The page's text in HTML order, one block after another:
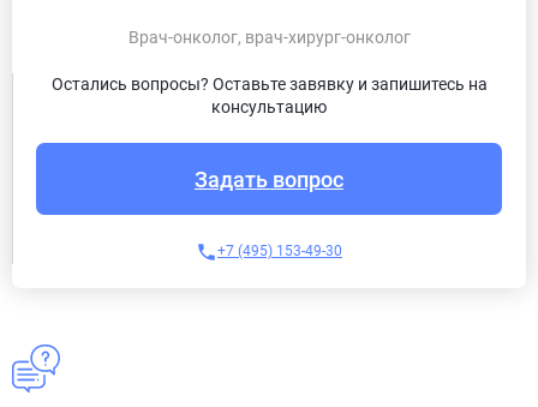
Врач-онколог, врач-хирург-онколог
Остались вопросы? Оставьте завявку и запишитесь на
консультацию
Задать вопрос
+7 (495) 153-49-30